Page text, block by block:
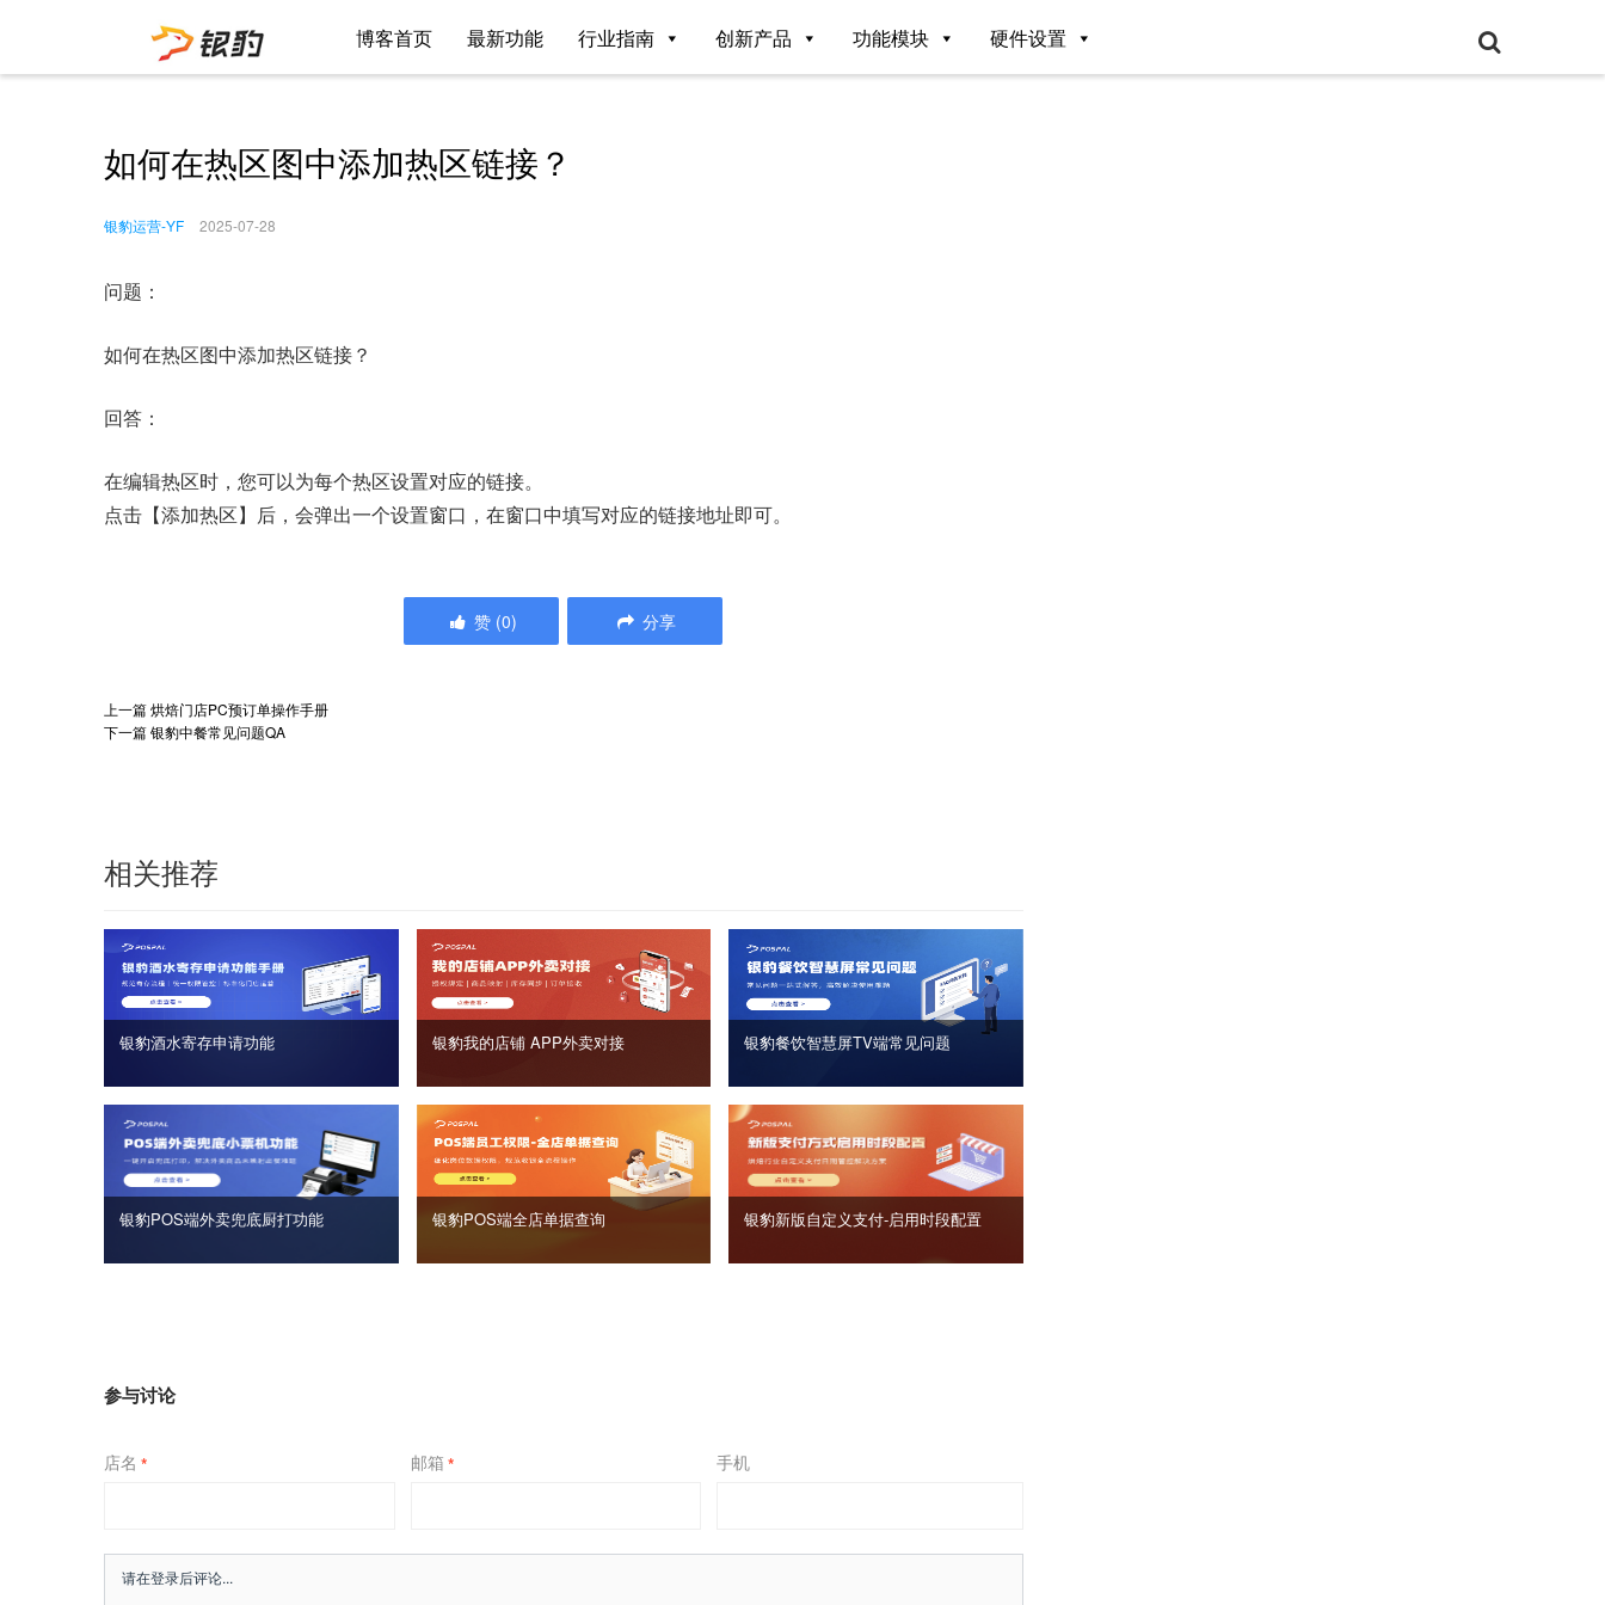
博客首页 最新功能 行业指南 创新产品 功能模块 硬件设置
如何在热区图中添加热区链接？
银豹运营-YF 2025-07-28
问题：
如何在热区图中添加热区链接？
回答：
在编辑热区时，您可以为每个热区设置对应的链接。
点击【添加热区】后，会弹出一个设置窗口，在窗口中填写对应的链接地址即可。
赞 (0) 分享
上一篇烘焙门店PC预订单操作手册
下一篇银豹中餐常见问题QA
相关推荐
银豹酒水寄存申请功能 银豹我的店铺 APP外卖对接 银豹餐饮智慧屏TV端常见问题
银豹POS端外卖兜底厨打功能 银豹POS端全店单据查询 银豹新版自定义支付‑启用时段配置
参与讨论
店名 * 邮箱 * 手机